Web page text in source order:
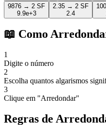
9876 → 2 SF
9.9e+3
2.35 → 2 SF
2.4
📖 Como
1
Digite o número
2
Escolha quantos algarismos
3
Clique em "Arredondar"
Regras de